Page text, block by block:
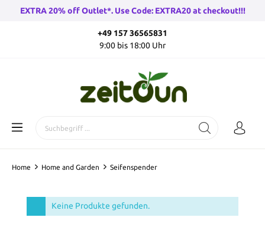
EXTRA 20% off Outlet*. Use Code: EXTRA20 at checkout!!!
+49 157 36565831
9:00 bis 18:00 Uhr
Home Home and Garden Seifenspender
Keine Produkte gefunden.